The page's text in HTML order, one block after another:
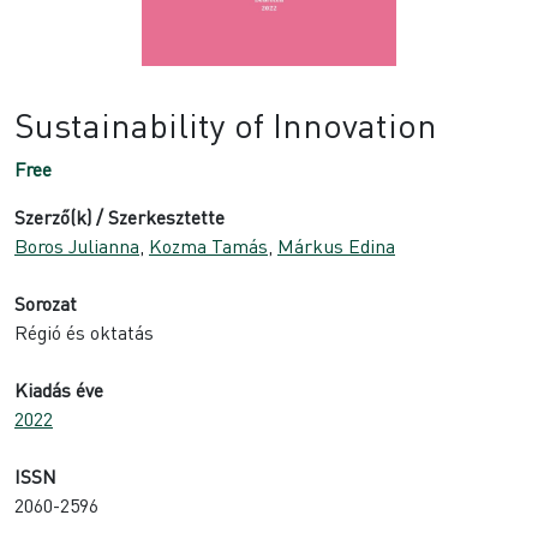
Sustainability of Innovation
Free
Szerző(k) / Szerkesztette
Boros Julianna, Kozma Tamás, Márkus Edina
Sorozat
Régió és oktatás
Kiadás éve
2022
ISSN
2060-2596